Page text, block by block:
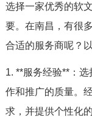
选择一家优秀的软
要。在南昌，有很
合适的服务商呢？
1. **服务经验**：
作和推广的质量。
求，并提供个性化